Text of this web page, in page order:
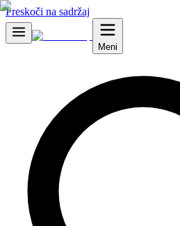
Preskoči na sadržaj
Meni